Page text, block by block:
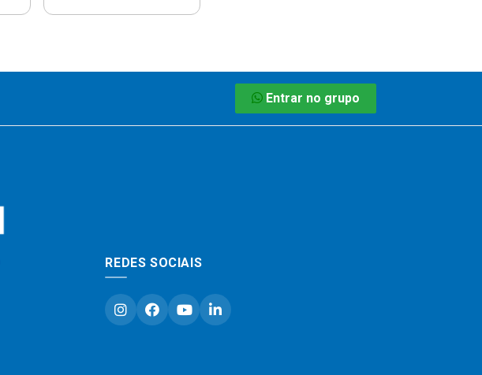
Entrar no grupo
REDES SOCIAIS